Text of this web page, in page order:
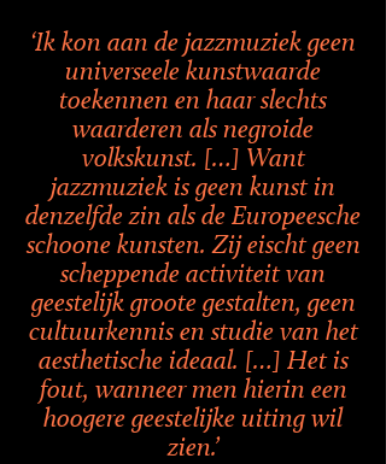
‘Ik kon aan de jazzmuziek geen
universeele kunstwaarde
toekennen en haar slechts
waarderen als negroide
volkskunst. […] Want
jazzmuziek is geen kunst in
denzelfde zin als de Europeesche
schoone kunsten. Zij eischt geen
scheppende activiteit van
geestelijk groote gestalten, geen
cultuurkennis en studie van het
aesthetische ideaal. […] Het is
fout, wanneer men hierin een
hoogere geestelijke uiting wil
zien.’